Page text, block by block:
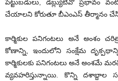
పెట్టుబడులు, డబ్ల్యుటివో ప్రభావం
చేయాలని కోరుతూ బీఎంఎస్‌ తీర్మానం
కార్మికుల పనిగంటలు అనే అంశం
కోణాన్ని, ఇందులోని సంక్షేమ
కార్మికులకు పనిగంటలు అనే అంశమే
వ్యవహరిస్తున్నాయి. కొన్ని దశాబ్దాల